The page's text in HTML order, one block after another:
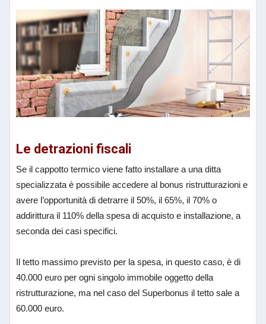
Le detrazioni fiscali
Se il cappotto termico viene fatto installare a una ditta
specializzata è possibile accedere al bonus ristrutturazioni e
avere l’opportunità di detrarre il 50%, il 65%, il 70% o
addirittura il 110% della spesa di acquisto e installazione, a
seconda dei casi specifici.
Il tetto massimo previsto per la spesa, in questo caso, è di
40.000 euro per ogni singolo immobile oggetto della
ristrutturazione, ma nel caso del Superbonus il tetto sale a
60.000 euro.